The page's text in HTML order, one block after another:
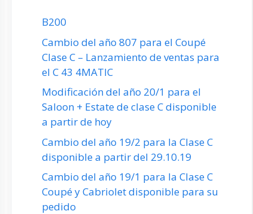
B200
Cambio del año 807 para el Coupé
Clase C – Lanzamiento de ventas para
el C 43 4MATIC
Modificación del año 20/1 para el
Saloon + Estate de clase C disponible
a partir de hoy
Cambio del año 19/2 para la Clase C
disponible a partir del 29.10.19
Cambio del año 19/1 para la Clase C
Coupé y Cabriolet disponible para su
pedido